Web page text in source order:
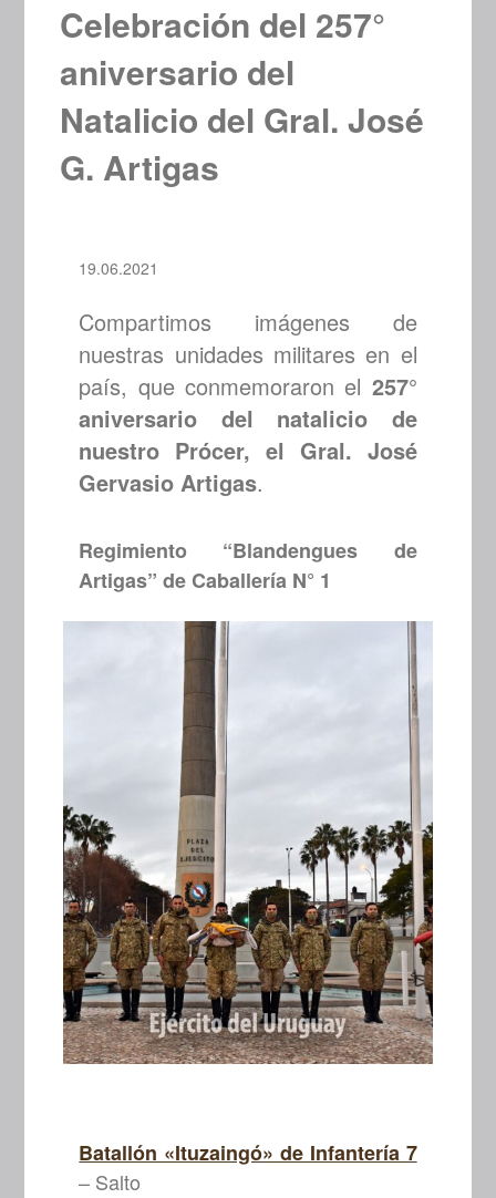
Celebración del 257°
aniversario del
Natalicio del Gral. José
G. Artigas
19.06.2021
Compartimos imágenes de
nuestras unidades militares en el
país, que conmemoraron el 257°
aniversario del natalicio de
nuestro Prócer, el Gral. José
Gervasio Artigas.
Regimiento “Blandengues de
Artigas” de Caballería N° 1
Batallón «Ituzaingó» de Infantería 7
– Salto